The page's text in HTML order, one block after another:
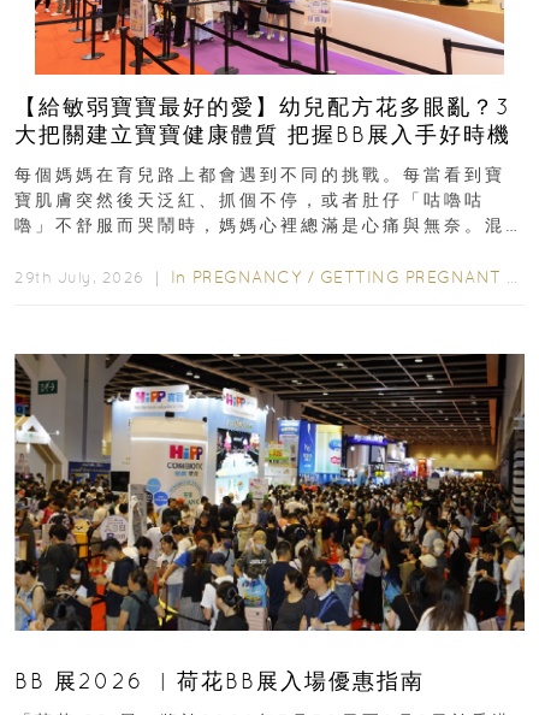
【給敏弱寶寶最好的愛】幼兒配方花多眼亂？3
大把關建立寶寶健康體質 把握BB展入手好時機
每個媽媽在育兒路上都會遇到不同的挑戰。每當看到寶
寶肌膚突然後天泛紅、抓個不停，或者肚仔「咕嚕咕
嚕」不舒服而哭鬧時，媽媽心裡總滿是心痛與無奈。混
29th July, 2026 ｜ In PREGNANCY / GETTING PREGNANT
BB 展2026 ︳荷花BB展入場優惠指南